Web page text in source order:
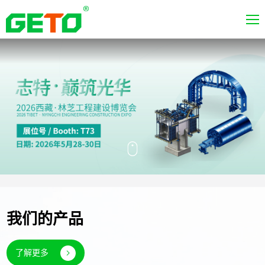
我们的产品
了解更多